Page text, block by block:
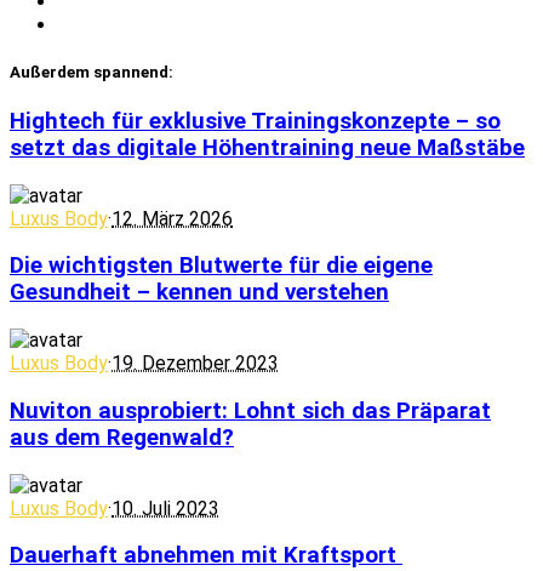
Außerdem spannend:
Hightech für exklusive Trainingskonzepte – so
setzt das digitale Höhentraining neue Maßstäbe
Luxus Body·12. März 2026
Die wichtigsten Blutwerte für die eigene
Gesundheit – kennen und verstehen
Luxus Body·19. Dezember 2023
Nuviton ausprobiert: Lohnt sich das Präparat
aus dem Regenwald?
Luxus Body·10. Juli 2023
Dauerhaft abnehmen mit Kraftsport